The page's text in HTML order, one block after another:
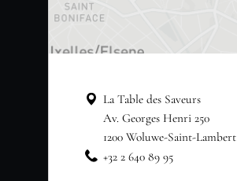
La Table des Saveurs
Av. Georges Henri 250
1200 Woluwe-Saint-Lambert
+32 2 640 89 95